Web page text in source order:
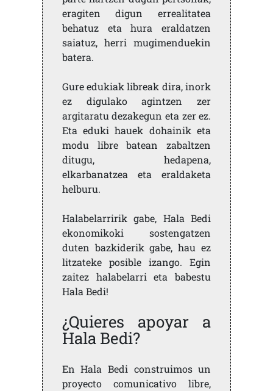
eragiten digun errealitatea
behatuz eta hura eraldatzen
saiatuz, herri mugimenduekin
batera.
Gure edukiak libreak dira, inork
ez digulako agintzen zer
argitaratu dezakegun eta zer ez.
Eta eduki hauek dohainik eta
modu libre batean zabaltzen
ditugu, hedapena,
elkarbanatzea eta eraldaketa
helburu.
Halabelarririk gabe, Hala Bedi
ekonomikoki sostengatzen
duten bazkiderik gabe, hau ez
litzateke posible izango. Egin
zaitez halabelarri eta babestu
Hala Bedi!
¿Quieres apoyar a
Hala Bedi?
En Hala Bedi construimos un
proyecto comunicativo libre,